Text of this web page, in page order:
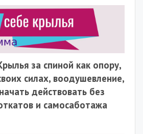
за спиной как опору,
силах, воодушевление,
действоватьбез
и самосаботажа